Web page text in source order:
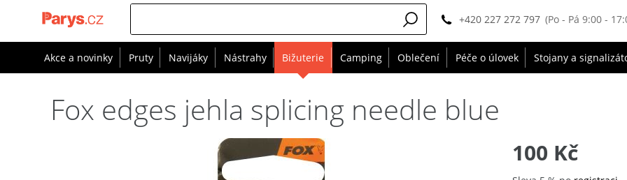
+420 227 272 797 (Po - Pá 9:00 -
Akce a novinky Pruty Navijáky Nástrahy Bižuterie Camping Oblečení Péče o úlovek Stojany a
Fox edges jehla splicing needle blue
100 Kč